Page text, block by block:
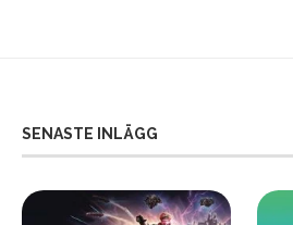
SENASTE INLÄGG